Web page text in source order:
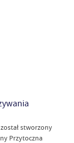
stworzony
Przytoczna